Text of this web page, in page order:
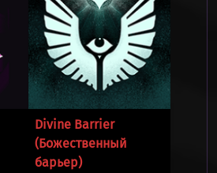
Divine Barrier
(Божественный
барьер)